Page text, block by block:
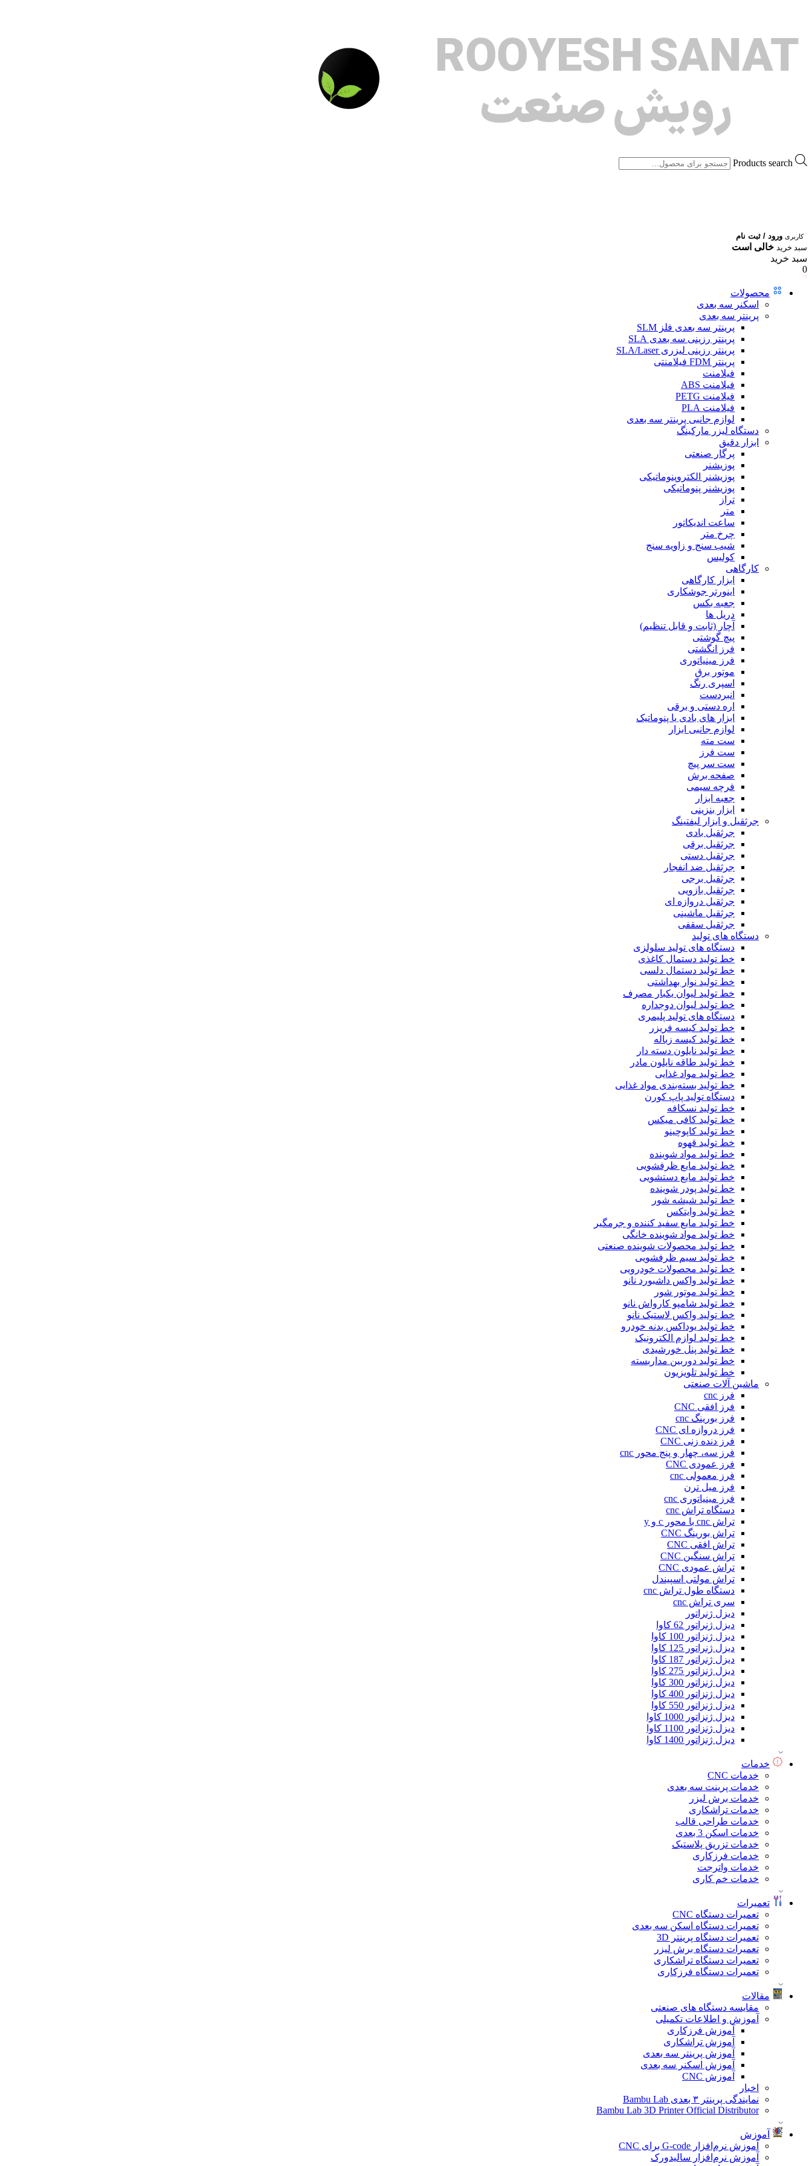
Products search
کاربری ورود / ثبت نام
سبد خرید خالی است
سبد خرید
0
محصولات
اسکنر سه بعدی
پرینتر سه بعدی
پرینتر سه بعدی فلز SLM
پرینتر رزینی سه بعدی SLA
پرینتر رزینی لیزری SLA/Laser
پرینتر FDM فیلامنتی
فیلامنت
فیلامنت ABS
فیلامنت PETG
فیلامنت PLA
لوازم جانبی پرینتر سه بعدی
دستگاه لیزر مارکینگ
ابزار دقیق
پرگار صنعتی
پوزیشنر
پوزیشنر الکتروپنوماتیکی
پوزیشنر پنوماتیکی
تراز
متر
ساعت اندیکاتور
چرخ متر
شیب سنج و زاویه سنج
کولیس
کارگاهی
ابزار کارگاهی
اینورتر جوشکاری
جعبه بکس
دریل ها
آچار (ثابت و قابل تنظیم)
پیچ گوشتی
فرز انگشتی
فرز مینیاتوری
موتور برق
اسپری رنگ
انبردست
اره دستی و برقی
ابزار های بادی یا پنوماتیک
لوازم جانبی ابزار
ست مته
ست فرز
ست سر پیچ
صفحه برش
فرچه سیمی
جعبه ابزار
ابزار بنزینی
جرثقیل و ابزار لیفتینگ
جرثقیل بادی
جرثقیل برقی
جرثقیل دستی
جرثقیل ضد انفجار
جرثقیل برجی
جرثقیل بازویی
جرثقیل دروازه ای
جرثقیل ماشینی
جرثقیل سقفی
دستگاه های تولید
دستگاه های تولید سلولزی
خط تولید دستمال کاغذی
خط تولید دستمال دلسی
خط تولید نوار بهداشتی
خط تولید لیوان یکبار مصرف
خط تولید لیوان دوجداره
دستگاه های تولید پلیمری
خط تولید کیسه فریزر
خط تولید کیسه زباله
خط تولید نایلون دسته دار
خط تولید طاقه نایلون مادر
خط تولید مواد غذایی
خط تولید بسته‌بندی مواد غذایی
دستگاه تولید پاپ کورن
خط تولید نسکافه
خط تولید کافی میکس
خط تولید کاپوچینو
خط تولید قهوه
خط تولید مواد شوینده
خط تولید مایع ظرفشویی
خط تولید مایع دستشویی
خط تولید پودر شوینده
خط تولید شیشه شور
خط تولید وایتکس
خط تولید مایع سفید کننده و جرمگیر
خط تولید مواد شوینده خانگی
خط تولید محصولات شوینده صنعتی
خط تولید سیم ظرفشویی
خط تولید محصولات خودرویی
خط تولید واکس داشبورد نانو
خط تولید موتور شور
خط تولید شامپو کارواش نانو
خط تولید واکس لاستیک نانو
خط تولید یوداکس بدنه خودرو
خط تولید لوازم الکترونیک
خط تولید پنل خورشیدی
خط تولید دوربین مداربسته
خط تولید تلویزیون
ماشین آلات صنعتی
فرز cnc
فرز افقی CNC
فرز بورینگ cnc
فرز دروازه ای CNC
فرز دنده زنی CNC
فرز سه، چهار و پنج محور cnc
فرز عمودی CNC
فرز معمولی cnc
فرز میل ترن
فرز مینیاتوری cnc
دستگاه تراش cnc
تراش cnc با محور c و y
تراش بورینگ CNC
تراش افقی CNC
تراش سنگین CNC
تراش عمودی CNC
تراش مولتی اسپیندل
دستگاه طول تراش cnc
سری تراش cnc
دیزل ژنراتور
دیزل ژنراتور 62 کاوا
دیزل ژنزاتور 100 کاوا
دیزل ژنراتور 125 کاوا
دیزل ژنراتور 187 کاوا
دیزل ژنزاتور 275 کاوا
دیزل ژنزاتور 300 کاوا
دیزل ژنزاتور 400 کاوا
دیزل ژنزاتور 550 کاوا
دیزل ژنزاتور 1000 کاوا
دیزل ژنزاتور 1100 کاوا
دیزل ژنزاتور 1400 کاوا
خدمات
خدمات CNC
خدمات پرینت سه بعدی
خدمات برش لیزر
خدمات تراشکاری
خدمات طراحی قالب
خدمات اسکن 3 بعدی
خدمات تزریق پلاستیک
خدمات فرزکاری
خدمات واترجت
خدمات خم کاری
تعمیرات
تعمیرات دستگاه CNC
تعمیرات دستگاه اسکن سه بعدی
تعمیرات دستگاه پرینتر 3D
تعمیرات دستگاه برش لیزر
تعمیرات دستگاه تراشکاری
تعمیرات دستگاه فرزکاری
مقالات
مقایسه دستگاه های صنعتی
آموزش و اطلاعات تکمیلی
آموزش فرزکاری
آموزش تراشکاری
آموزش پرینتر سه بعدی
آموزش اسکنر سه بعدی
آموزش CNC
اخبار
نمایندگی پرینتر ۳ بعدی Bambu Lab
Bambu Lab 3D Printer Official Distributor
آموزش
آموزش نرم‌افزار G-code برای CNC
آموزش نرم‌افزار سالیدورک